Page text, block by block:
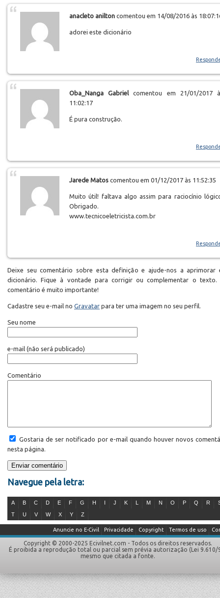
anacleto anilton comentou em 14/08/2016 às
adorei este dicionário
Oba_Nanga Gabriel comentou em 21/01/2017
11:02:17
É pura construção.
Jarede Matos comentou em 01/12/2017 às 11:52:35
Muito útil! faltava algo assim para raciocínio
Obrigado.
www.tecnicoeletricista.com.br
Deixe seu comentário sobre esta definição e ajude-nos a aprimorar
dicionário. Fique à vontade para corrigir ou complementar o texto.
comentário é muito importante!
Cadastre seu e-mail no Gravatar para ter uma imagem no seu perfil.
Seu nome
e-mail (não será publicado)
Comentário
Gostaria de ser notificado por e-mail quando houver novos
nesta página.
Navegue pela letra:
A B C D E F G H I J K L M N O P Q R
T
U V W X Y Z
Termos de uso
Copyright
Privacidade
Anuncie no E-Civil
Copyright © 2000-2025 Ecivilnet.com - Todos os direitos reservados.
É proibida a reprodução total ou parcial sem prévia autorização (Lei 9.610/
mesmo que citada a fonte.